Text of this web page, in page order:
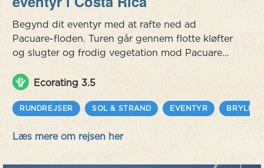
Begynd dit eventyr med at rafte ned ad
Pacuare-floden. Turen går gennem flotte kløfter
og slugter og frodig vegetation mod Pacuare
Lodge. Dette er et beskyttet område med
enestående skønhed, som dækker ca 25.000 ha,
som strækker sig fra byen Siquirres til
Talamancabjergene. Dette er den perfekte måde
at udforske en af Costa Ricas fantastiske
regnskove på. Fortsæt din rejse gennem et
landskab me...
Ecorating 3.5
RUNDREJSER SOL & STRAND EVENTYR
Læs mere om rejsen her